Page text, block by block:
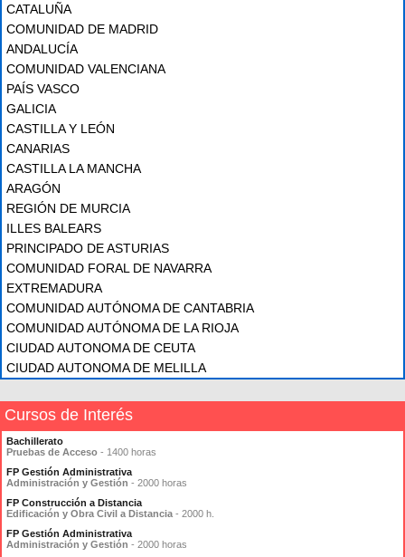
CATALUÑA
COMUNIDAD DE MADRID
ANDALUCÍA
COMUNIDAD VALENCIANA
PAÍS VASCO
GALICIA
CASTILLA Y LEÓN
CANARIAS
CASTILLA LA MANCHA
ARAGÓN
REGIÓN DE MURCIA
ILLES BALEARS
PRINCIPADO DE ASTURIAS
COMUNIDAD FORAL DE NAVARRA
EXTREMADURA
COMUNIDAD AUTÓNOMA DE CANTABRIA
COMUNIDAD AUTÓNOMA DE LA RIOJA
CIUDAD AUTONOMA DE CEUTA
CIUDAD AUTONOMA DE MELILLA
Cursos de Interés
Bachillerato
Pruebas de Acceso - 1400 horas
FP Gestión Administrativa
Administración y Gestión - 2000 horas
FP Construcción a Distancia
Edificación y Obra Civil a Distancia - 2000 h.
FP Gestión Administrativa
Administración y Gestión - 2000 horas